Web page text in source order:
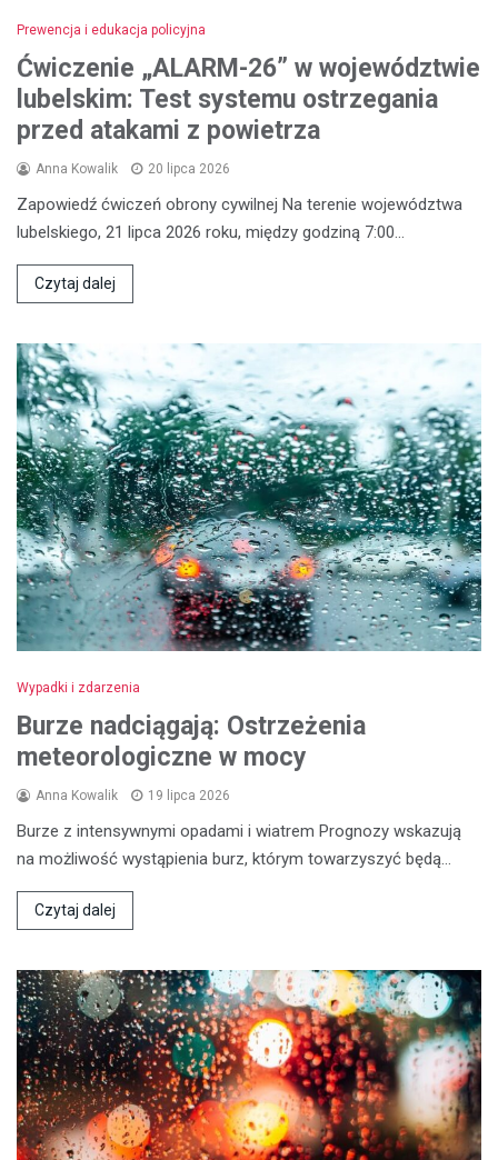
Prewencja i edukacja policyjna
Ćwiczenie „ALARM-26” w województwie
lubelskim: Test systemu ostrzegania
przed atakami z powietrza
Anna Kowalik 20 lipca 2026
Zapowiedź ćwiczeń obrony cywilnej Na terenie województwa
lubelskiego, 21 lipca 2026 roku, między godziną 7:00…
Czytaj dalej
Wypadki i zdarzenia
Burze nadciągają: Ostrzeżenia
meteorologiczne w mocy
Anna Kowalik 19 lipca 2026
Burze z intensywnymi opadami i wiatrem Prognozy wskazują
na możliwość wystąpienia burz, którym towarzyszyć będą…
Czytaj dalej